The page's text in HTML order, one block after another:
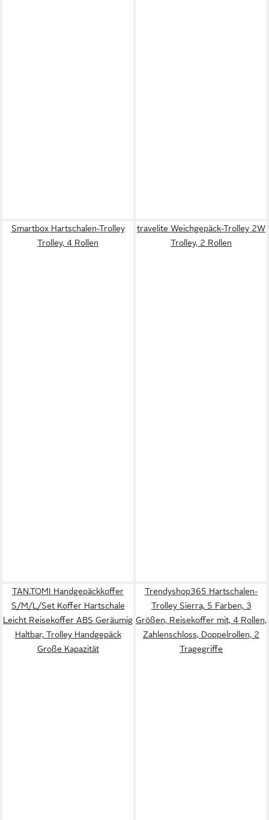
Smartbox Hartschalen-Trolley
Trolley, 4 Rollen
travelite Weichgepäck-Trolley 2W
Trolley, 2 Rollen
TAN.TOMI Handgepäckkoffer
S/M/L/Set Koffer Hartschale
Leicht Reisekoffer ABS Geräumig
Haltbar, Trolley Handgepäck
Große Kapazität
Trendyshop365 Hartschalen-
Trolley Sierra, 5 Farben, 3
Größen, Reisekoffer mit, 4 Rollen,
Zahlenschloss, Doppelrollen, 2
Tragegriffe